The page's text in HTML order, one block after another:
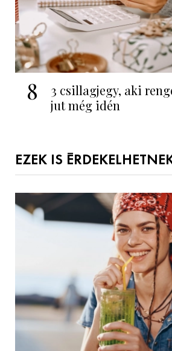
8
3 csillagjegy, aki
jut még idén
EZEK IS